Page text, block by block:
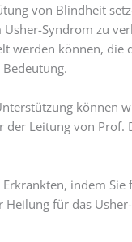
von Blindheit
Syndrom zu
werden können,
können
der Leitung von
indem
für das